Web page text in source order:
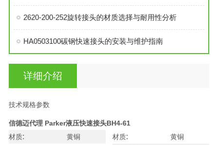
2620-200-252旋转接头的材质选择与耐用性分析
HA0503100碳钢快速接头的安装与维护指南
详细介绍
技术规格参数
信德迈代理 Parker液压快速接头BH4-61
材质:
黄铜
材质:
黄铜